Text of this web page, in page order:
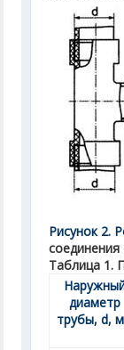
Рисунок 2.
соединения
Таблица 1.
диаметр
трубы, d,